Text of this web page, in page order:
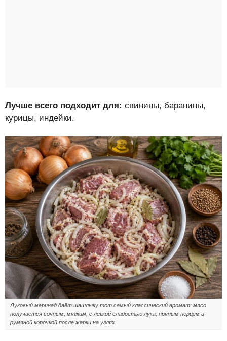
Лучше всего подходит для: свинины, баранины,
курицы, индейки.
Луковый маринад даёт шашлыку тот самый классический аромат: мясо
получается сочным, мягким, с лёгкой сладостью лука, пряным перцем и
румяной корочкой после жарки на углях.